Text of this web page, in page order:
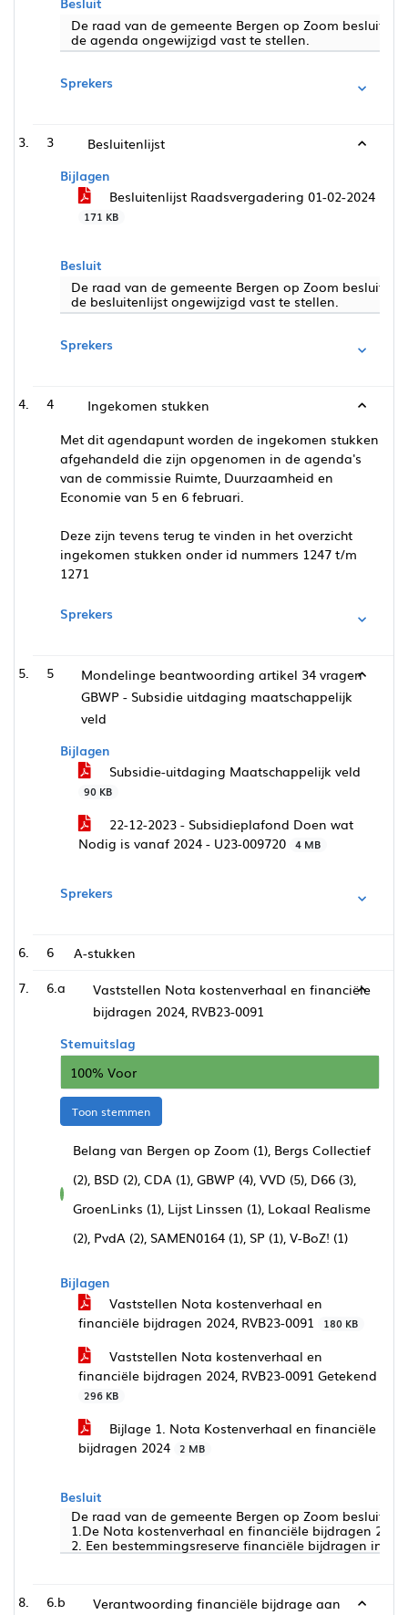
De raad van de gemeente Bergen op Zoom besluit:
de agenda ongewijzigd vast te stellen.
Sprekers
3
Besluitenlijst
Bijlagen
Besluitenlijst Raadsvergadering 01-02-2024
171 KB
Besluit
De raad van de gemeente Bergen op Zoom besluit:
de besluitenlijst ongewijzigd vast te stellen.
Sprekers
4
Ingekomen stukken
Met dit agendapunt worden de ingekomen stukken
afgehandeld die zijn opgenomen in de agenda's
van de commissie Ruimte, Duurzaamheid en
Economie van 5 en 6 februari.
Deze zijn tevens terug te vinden in het overzicht
ingekomen stukken onder id nummers 1247 t/m
1271
Sprekers
5
Mondelinge beantwoording artikel 34 vragen
GBWP - Subsidie uitdaging maatschappelijk
veld
Bijlagen
Subsidie-uitdaging Maatschappelijk veld
90 KB
22-12-2023 - Subsidieplafond Doen wat
Nodig is vanaf 2024 - U23-009720
4 MB
Sprekers
6
A-stukken
6.a
Vaststellen Nota kostenverhaal en financiële
bijdragen 2024, RVB23-0091
Stemuitslag
100% Voor
Toon stemmen
voor
Belang van Bergen op Zoom (1), Bergs Collectief
(2), BSD (2), CDA (1), GBWP (4), VVD (5), D66 (3),
GroenLinks (1), Lijst Linssen (1), Lokaal Realisme
(2), PvdA (2), SAMEN0164 (1), SP (1), V-BoZ! (1)
Bijlagen
Vaststellen Nota kostenverhaal en
financiële bijdragen 2024, RVB23-0091
180 KB
Vaststellen Nota kostenverhaal en
financiële bijdragen 2024, RVB23-0091 Getekend
296 KB
Bijlage 1. Nota Kostenverhaal en financiële
bijdragen 2024
2 MB
Besluit
De raad van de gemeente Bergen op Zoom besluit:
1.De Nota kostenverhaal en financiële bijdragen
2. Een bestemmingsreserve financiële bijdragen in te
6.b
Verantwoording financiële bijdrage aan